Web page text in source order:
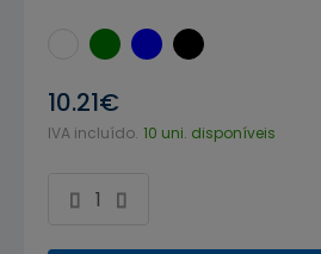
10.21€
IVA incluído. 10 uni. disponíveis